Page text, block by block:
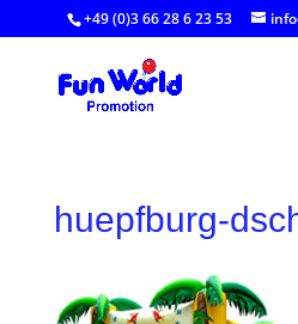
+49 (0)3 66 28 6 23 53
huepfburg-